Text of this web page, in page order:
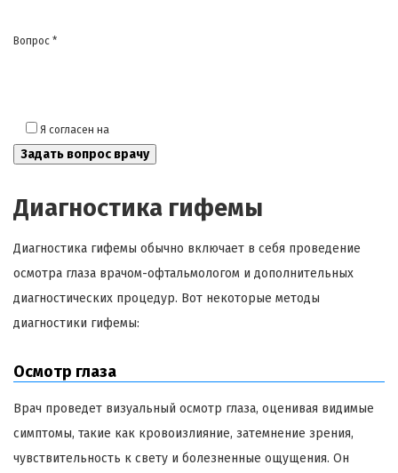
Вопрос *
Я согласен на
Диагностика гифемы
Диагностика гифемы обычно включает в себя проведение
осмотра глаза врачом-офтальмологом и дополнительных
диагностических процедур. Вот некоторые методы
диагностики гифемы:
Осмотр глаза
Врач проведет визуальный осмотр глаза, оценивая видимые
симптомы, такие как кровоизлияние, затемнение зрения,
чувствительность к свету и болезненные ощущения. Он